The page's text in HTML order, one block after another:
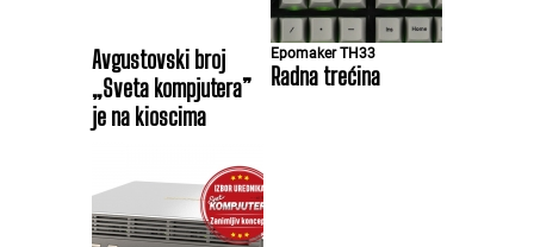
Avgustovski broj
„Sveta kompjutera”
je na kioscima
Epomaker TH33
Radna trećina